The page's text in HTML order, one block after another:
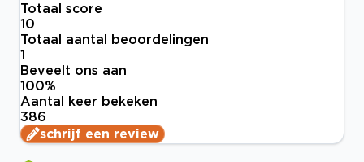
Totaal score
10
Totaal aantal beoordelingen
1
Beveelt ons aan
100%
Aantal keer bekeken
386
schrijf een review